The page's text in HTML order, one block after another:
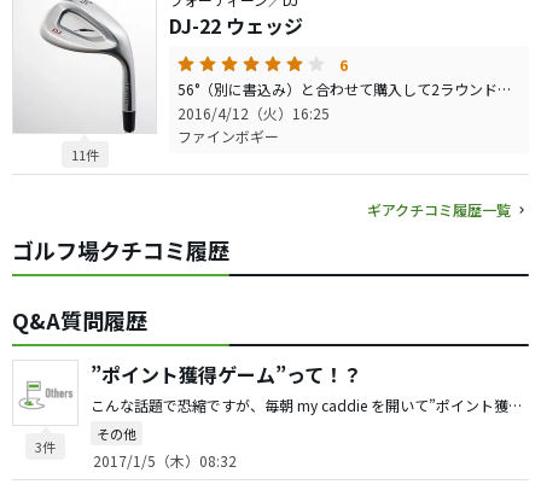
11件
DJ-22 ウェッジ
6
56°（別に書込み）と合わせて購入して2ラウンドして、クリーブランド588RTX2.0から入れ替えをしました。 50°で一番感じたのは重心高さが凄く良いのかな！？ ワイドソール低重心はライに対しては簡単でも、低く抑えた球や転がしたい時に上手くいかない物が多いですが、この50°は違いました。 リビング練習での5〜10ｙの小さい距離でもロフトが寝たり立ったりしないので、安心して実戦投入しましたがランニングやピッチ＆ランが楽しくなります。 今までPWで転がし多めか、56°で多少止めるか悩む場面でも、50°の方が安心して狙っていけます。 フェースに乗るというか重心で打てる感じがして、私自身が「ちゃんと使えるウェッジ」永い付き合いになりそうです。 スピン量は最近の中では普通だと思います。
2016/4/12（火）16:25
ファインボギー
ギアクチコミ履歴一覧
ゴルフ場クチコミ履歴
Q&A質問履歴
3件
”ポイント獲得ゲーム”って！？
こんな話題で恐縮ですが、毎朝 my caddie を開いて”ポイント獲得ゲーム”をしてから質問コーナーを見るのが昨年の春から日課になっている私です。 このポイントってナニに使うのか、どんな得があるのかも分からず、年末に思い切って2000Pほどかけてアバター装飾してみました（笑） パッティングゲームはせめて複数（2〜5個）のボタン選択で「入った」「入らなかった」ぐらいのゲーム性（運占い）が欲しいと思いませんか。 そこで皆さんにご質問です。 1，ポイント貯めてますか？ 2，これナニに使えるのですか？（ナニに使ってますか） 3，ココで楽しめるゲームなど要望ありませんか？ どーでもいい話題で本当に恐縮ですが『my caddie』がもっと楽しくなればいいなーと思い、運営者様に届くかも不明ですが皆様のお考えを教えて下さい。
その他
2017/1/5（木）08:32